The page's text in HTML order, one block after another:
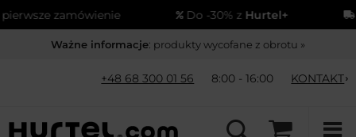
zamówienie Do -30% zHurtel+
Ważne informacje: produkty wycofane z obrotu »
+48 68 300 01 56 8:00 - 16:00 KONTAKT